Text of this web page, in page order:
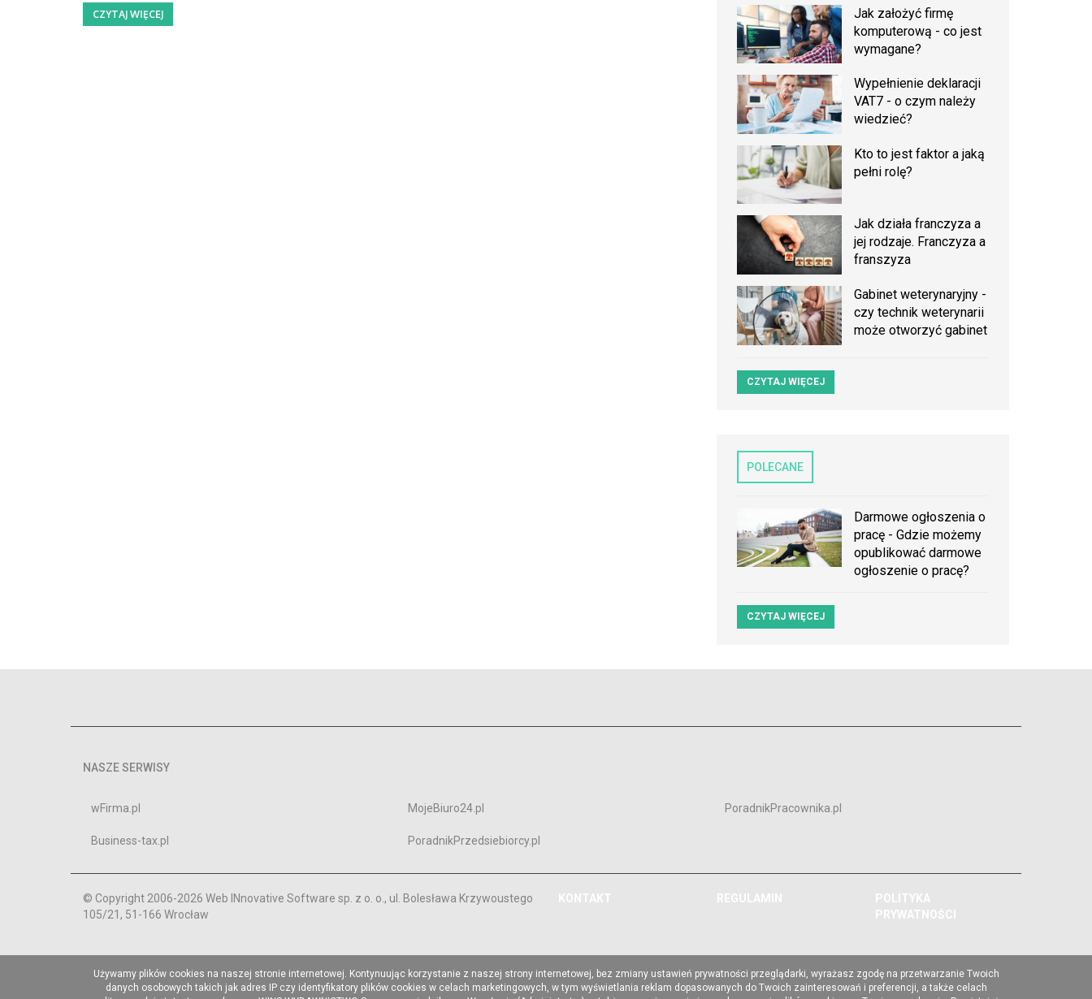
CZYTAJ WIĘCEJ
Jak założyć firmę
komputerową - co jest
wymagane?
Wypełnienie deklaracji
VAT7 - o czym należy
wiedzieć?
Kto to jest faktor a jaką
pełni rolę?
Jak działa franczyza a
jej rodzaje. Franczyza a
franszyza
Gabinet weterynaryjny -
czy technik weterynarii
może otworzyć gabinet
CZYTAJ WIĘCEJ
POLECANE
Darmowe ogłoszenia o
pracę - Gdzie możemy
opublikować darmowe
ogłoszenie o pracę?
CZYTAJ WIĘCEJ
NASZE SERWISY
wFirma.pl
Business-tax.pl
MojeBiuro24.pl
PoradnikPrzedsiebiorcy.pl
PoradnikPracownika.pl
© Copyright 2006-2026 Web INnovative Software sp. z o. o., ul. Bolesława Krzywoustego
105/21, 51-166 Wrocław
KONTAKT REGULAMIN
POLITYKA
PRYWATNOŚCI
Używamy plików cookies na naszej stronie internetowej. Kontynuując korzystanie z naszej strony internetowej, bez zmiany ustawień prywatności przeglądarki, wyrażasz zgodę na przetwarzanie Twoich
danych osobowych takich jak adres IP czy identyfikatory plików cookies w celach marketingowych, w tym wyświetlania reklam dopasowanych do Twoich zainteresowań i preferencji, a także celach